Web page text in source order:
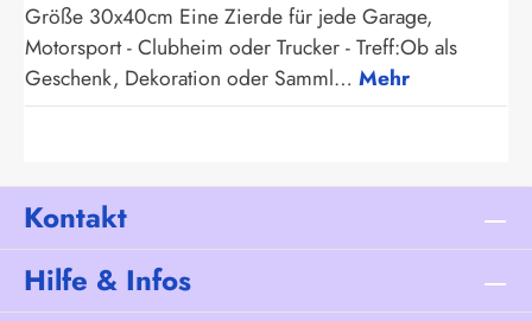
Größe 30x40cm Eine Zierde für jede Garage,
Motorsport - Clubheim oder Trucker - Treff:Ob als
Geschenk, Dekoration oder Samml… Mehr
Kontakt
Hilfe & Infos